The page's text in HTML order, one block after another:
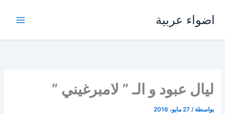
اضواء عربية
ليال عبود و الـ ” لامبرغيني “
بواسطة /27 مايو، 2016